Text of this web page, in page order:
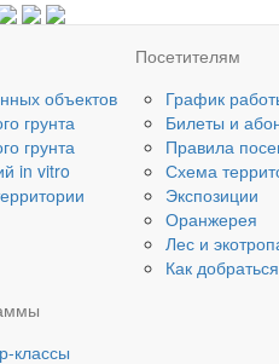
объектов
грунта
грунта
in vitro
Посетителям
График
Билеты и
Правила
Схема
Экспозиции
Оранжерея
Лес и
Как добраться
классы